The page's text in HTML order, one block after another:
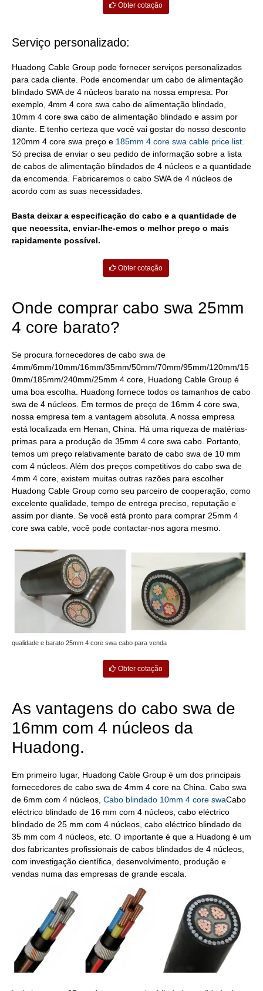
Obter cotação
Serviço personalizado:
Huadong Cable Group pode fornecer serviços personalizados
para cada cliente. Pode encomendar um cabo de alimentação
blindado SWA de 4 núcleos barato na nossa empresa. Por
exemplo, 4mm 4 core swa cabo de alimentação blindado,
10mm 4 core swa cabo de alimentação blindado e assim por
diante. E tenho certeza que você vai gostar do nosso desconto
120mm 4 core swa preço e 185mm 4 core swa cable price list
Só precisa de enviar o seu pedido de informação sobre a lista
de cabos de alimentação blindados de 4 núcleos e a quantidade
da encomenda. Fabricaremos o cabo SWA de 4 núcleos de
acordo com as suas necessidades.
Basta deixar a especificação do cabo e a quantidade de
que necessita, enviar-lhe-emos o melhor preço o mais
rapidamente possível.
Obter cotação
Onde comprar cabo swa 25mm
4 core barato?
Se procura fornecedores de cabo swa de
4mm/6mm/10mm/16mm/35mm/50mm/70mm/95mm/120mm/15
0mm/185mm/240mm/25mm 4 core, Huadong Cable Group é
uma boa escolha. Huadong fornece todos os tamanhos de cabo
swa de 4 núcleos. Em termos de preço de 16mm 4 core swa,
nossa empresa tem a vantagem absoluta. A nossa empresa
está localizada em Henan, China. Há uma riqueza de matérias-
primas para a produção de 35mm 4 core swa cabo. Portanto,
temos um preço relativamente barato de cabo swa de 10 mm
com 4 núcleos. Além dos preços competitivos do cabo swa de
4mm 4 core, existem muitas outras razões para escolher
Huadong Cable Group como seu parceiro de cooperação, como
excelente qualidade, tempo de entrega preciso, reputação e
assim por diante. Se você está pronto para comprar 25mm 4
core swa cable, você pode contactar-nos agora mesmo.
qualidade e barato 25mm 4 core swa cabo para venda
Obter cotação
As vantagens do cabo swa de
16mm com 4 núcleos da
Huadong.
Em primeiro lugar, Huadong Cable Group é um dos principais
fornecedores de cabo swa de 4mm 4 core na China. Cabo swa
de 6mm com 4 núcleos, Cabo blindado 10mm 4 core swaCabo
eléctrico blindado de 16 mm com 4 núcleos, cabo eléctrico
blindado de 25 mm com 4 núcleos, cabo eléctrico blindado de
35 mm com 4 núcleos, etc. O importante é que a Huadong é um
dos fabricantes profissionais de cabos blindados de 4 núcleos,
com investigação científica, desenvolvimento, produção e
vendas numa das empresas de grande escala.